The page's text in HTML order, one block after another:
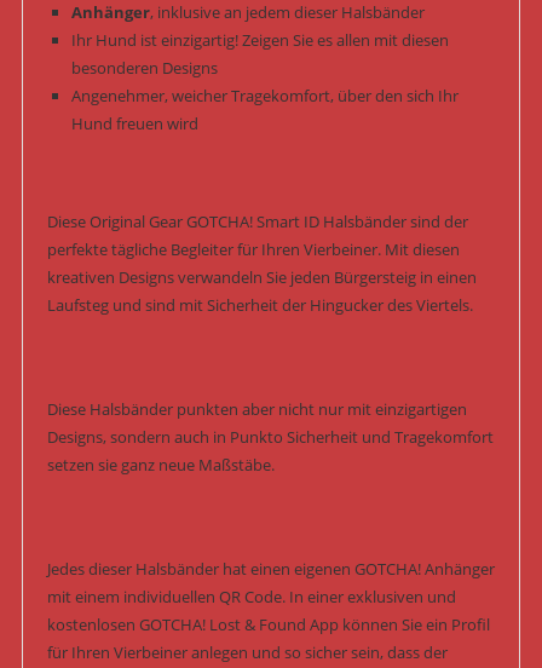
Anhänger, inklusive an jedem dieser Halsbänder
Ihr Hund ist einzigartig! Zeigen Sie es allen mit diesen
besonderen Designs
Angenehmer, weicher Tragekomfort, über den sich Ihr
Hund freuen wird
Diese Original Gear GOTCHA! Smart ID Halsbänder sind der
perfekte tägliche Begleiter für Ihren Vierbeiner. Mit diesen
kreativen Designs verwandeln Sie jeden Bürgersteig in einen
Laufsteg und sind mit Sicherheit der Hingucker des Viertels.
Diese Halsbänder punkten aber nicht nur mit einzigartigen
Designs, sondern auch in Punkto Sicherheit und Tragekomfort
setzen sie ganz neue Maßstäbe.
Jedes dieser Halsbänder hat einen eigenen GOTCHA! Anhänger
mit einem individuellen QR Code. In einer exklusiven und
kostenlosen GOTCHA! Lost & Found App können Sie ein Profil
für Ihren Vierbeiner anlegen und so sicher sein, dass der